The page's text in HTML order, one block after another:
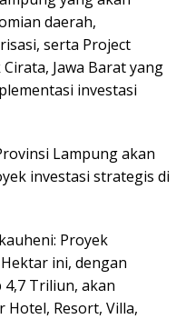
daerah,
serta Project
Jawa Barat yang
investasi
Lampung akan
investasi strategis di
Proyek
ini, dengan
Triliun, akan
Resort, Villa,